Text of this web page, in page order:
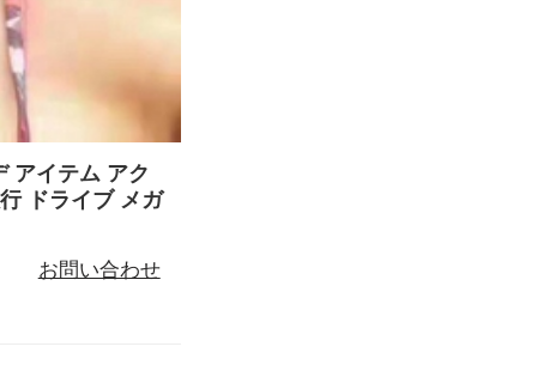
アイテム アク
ドライブ メガ
お問い合わせ